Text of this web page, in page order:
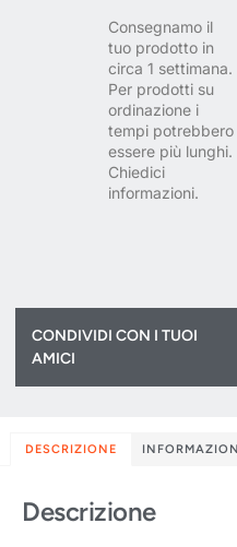
Consegnamo il
tuo prodotto in
circa 1 settimana.
Per prodotti su
ordinazione i
tempi potrebbero
essere più lunghi.
Chiedici
informazioni.
CONDIVIDI CON I TUOI
AMICI
DESCRIZIONE
Descrizione